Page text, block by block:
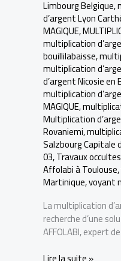
Limbourg Belgique,
d’argent Lyon
MAGIQUE,
multiplication
bouillilabaisse,
multiplication
d’argent Nicosie en
multiplication
MAGIQUE,
Multiplication
Rovaniemi,
Salzbourg Capitale
03,Travaux
Affolabi à Toulouse,
Martinique,voyant
La multiplication
recherche d’une
AFFOLABI, expert